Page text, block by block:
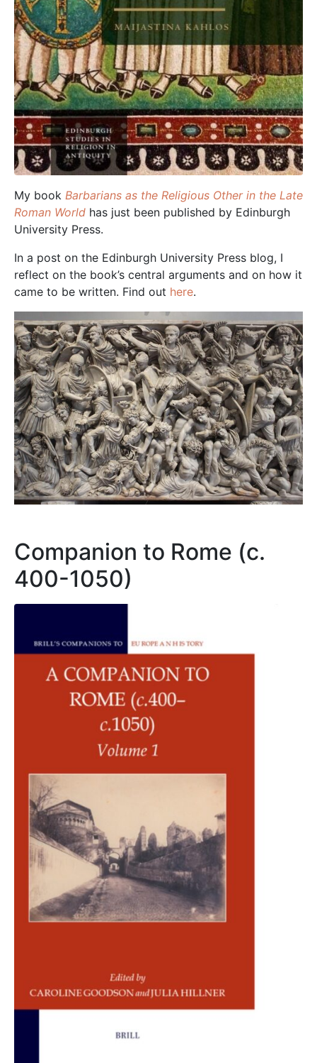
My book Barbarians as the Religious Other in the Late
Roman World has just been published by Edinburgh
University Press.
In a post on the Edinburgh University Press blog, I
reflect on the book’s central arguments and on how it
came to be written. Find out here.
Companion to Rome (c.
400-1050)